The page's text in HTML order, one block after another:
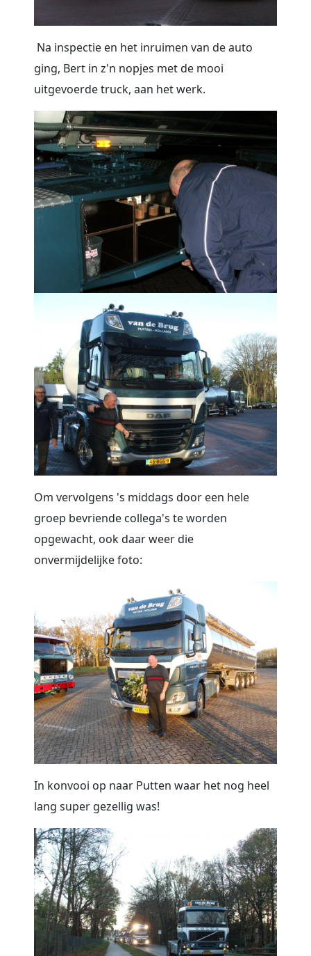
Na inspectie en het inruimen van de auto
ging, Bert in z'n nopjes met de mooi
uitgevoerde truck, aan het werk.
Om vervolgens 's middags door een hele
groep bevriende collega's te worden
opgewacht, ook daar weer die
onvermijdelijke foto:
In konvooi op naar Putten waar het nog heel
lang super gezellig was!